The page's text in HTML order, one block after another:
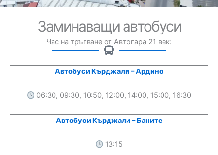
Заминаващи автобуси
Час на тръгване от Автогара 21 век:
Автобуси Кърджали – Ардино
06:30, 09:30, 10:50, 12:00, 14:00, 15:00, 16:30
Автобуси Кърджали – Баните
13:15